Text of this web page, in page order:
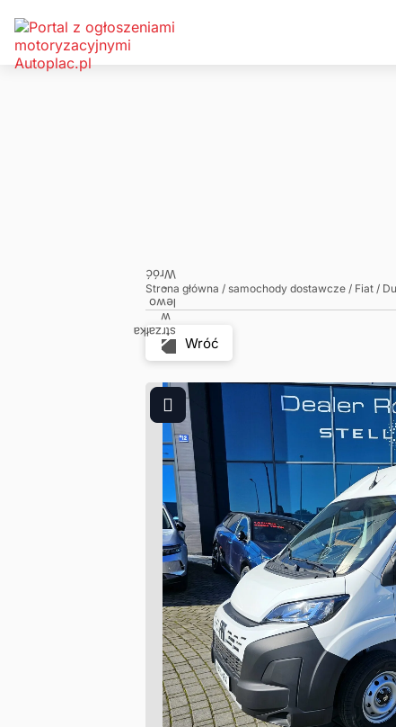
Strona główna / samochody dostawcze / Fiat /
Wróć